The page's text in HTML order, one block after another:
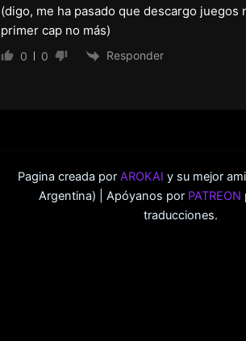
(digo, me ha pasado que descargo juegos
primer cap no más)
0 0 Responder
Pagina creada por AROKAI y su mejor
Argentina) | Apóyanos por PATREON
traducciones.